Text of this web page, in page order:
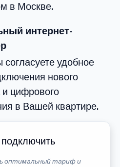
в Москве.
интернет-
удобное
нового
и цифрового
в Вашей квартире.
оптимальный тариф и